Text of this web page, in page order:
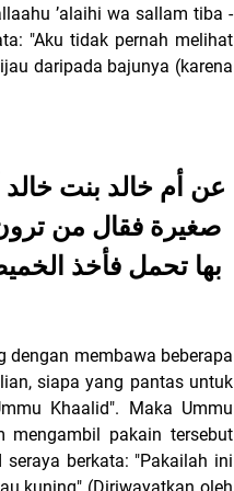
’alaihi wa sallam tiba -
"Aku tidak pernah melihat
daripada bajunya (karena
عن أم خالد بنت
صغيرة فقال من
بها تحمل فأخذ
dengan membawa beberapa
siapa yang pantas untuk
Khaalid". Maka Ummu
mengambil pakain tersebut
berkata: "Pakailah ini